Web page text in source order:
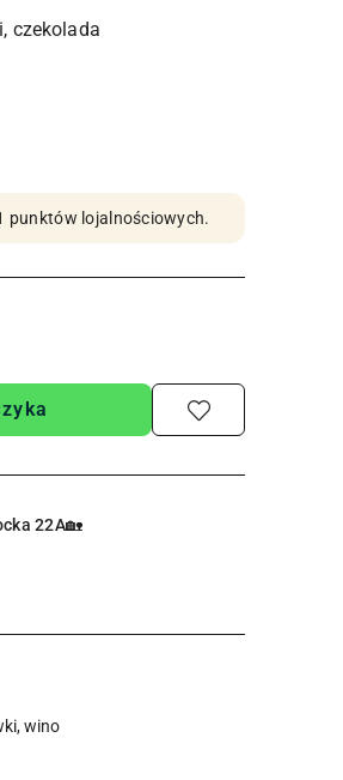
punktów lojalnościowych.
22A🏡
wino